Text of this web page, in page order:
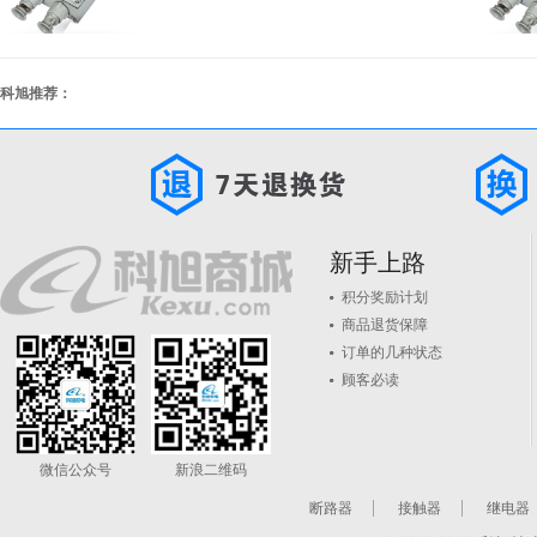
科旭推荐：
微信公众号 新浪二维码
新手上路
积分奖励计划
商品退货保障
订单的几种状态
顾客必读
断路器 接触器 继电器